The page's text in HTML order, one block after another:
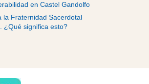
en Castel Gandolfo
la Fraternidad Sacerdotal
¿Qué significa esto?